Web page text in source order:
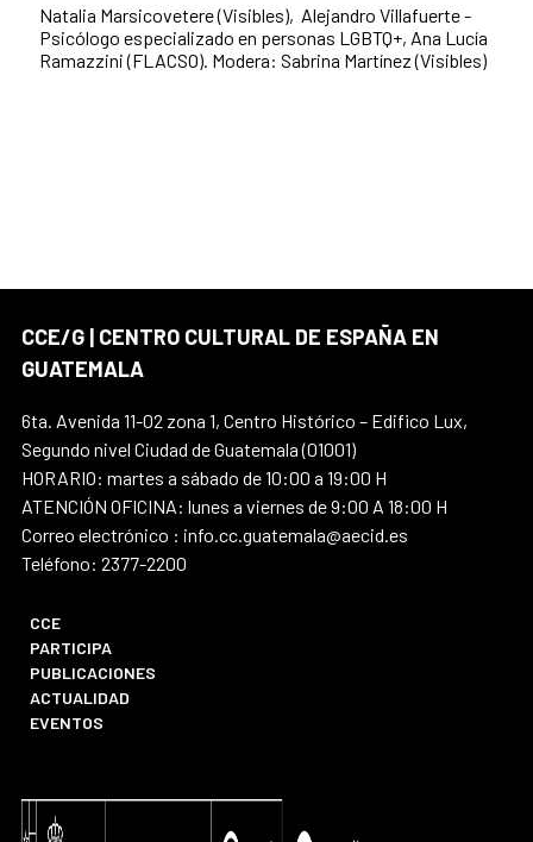
Natalia Marsicovetere (Visibles), Alejandro Villafuerte -
Psicólogo especializado en personas LGBTQ+, Ana Lucía
Ramazzini (FLACSO). Modera: Sabrina Martínez (Visibles)
CCE/G | CENTRO CULTURAL DE ESPAÑA EN
GUATEMALA
6ta. Avenida 11-02 zona 1, Centro Histórico – Edifico Lux,
Segundo nivel Ciudad de Guatemala (01001)
HORARIO: martes a sábado de 10:00 a 19:00 H
ATENCIÓN OFICINA: lunes a viernes de 9:00 A 18:00 H
Correo electrónico : info.cc.guatemala@aecid.es
Teléfono: 2377-2200
CCE
PARTICIPA
PUBLICACIONES
ACTUALIDAD
EVENTOS